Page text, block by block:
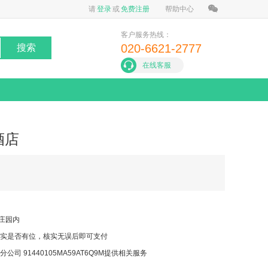
请登录或免费注册 帮助中心
搜索
客户服务热线：
020-6621-2777
在线客服
店
园内
是否有位，核实无误后即可支付
公司 91440105MA59AT6Q9M提供相关服务